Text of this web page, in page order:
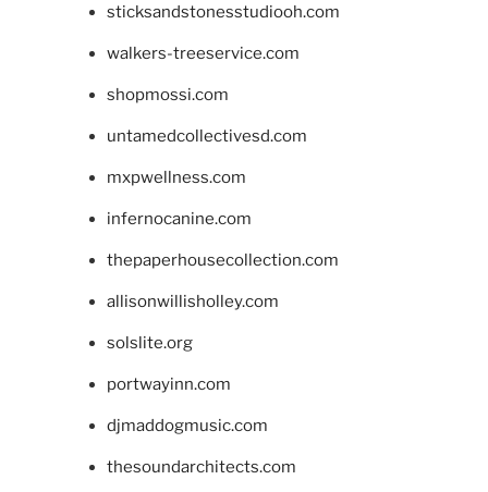
sticksandstonesstudiooh.com
walkers-treeservice.com
shopmossi.com
untamedcollectivesd.com
mxpwellness.com
infernocanine.com
thepaperhousecollection.com
allisonwillisholley.com
solslite.org
portwayinn.com
djmaddogmusic.com
thesoundarchitects.com